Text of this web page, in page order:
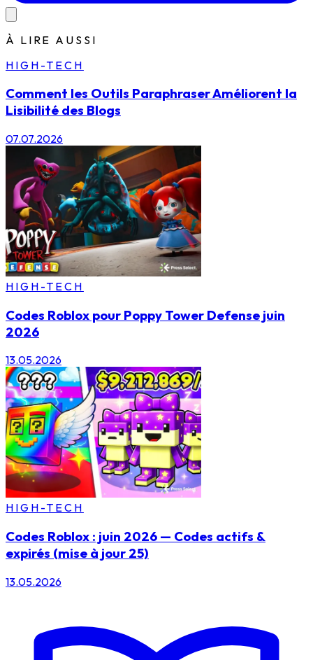
À LIRE AUSSI
HIGH-TECH
Comment les Outils Paraphraser Améliorent la
Lisibilité des Blogs
07.07.2026
HIGH-TECH
Codes Roblox pour Poppy Tower Defense juin
2026
13.05.2026
HIGH-TECH
Codes Roblox : juin 2026 — Codes actifs &
expirés (mise à jour 25)
13.05.2026